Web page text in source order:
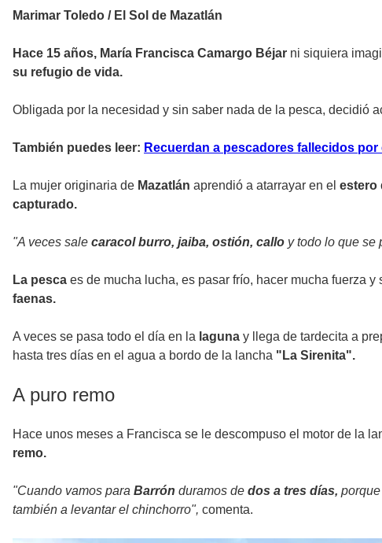
Marimar Toledo / El Sol de Mazatlán
Hace 15 años, María Francisca Camargo Béjar ni siquiera
su refugio de vida.
Obligada por la necesidad y sin saber nada de la pesca, decidió
También puedes leer: Recuerdan a pescadores fallecidos
La mujer originaria de Mazatlán aprendió a atarrayar en el estero
capturado.
"A veces sale caracol burro, jaiba, ostión, callo y todo lo que se
La pesca es de mucha lucha, es pasar frío, hacer mucha fuerza
faenas.
A veces se pasa todo el día en la laguna y llega de tardecita a
hasta tres días en el agua a bordo de la lancha "La Sirenita".
A puro remo
Hace unos meses a Francisca se le descompuso el motor de la
remo.
"Cuando vamos para Barrón duramos de dos a tres días,
también a levantar el chinchorro", comenta.